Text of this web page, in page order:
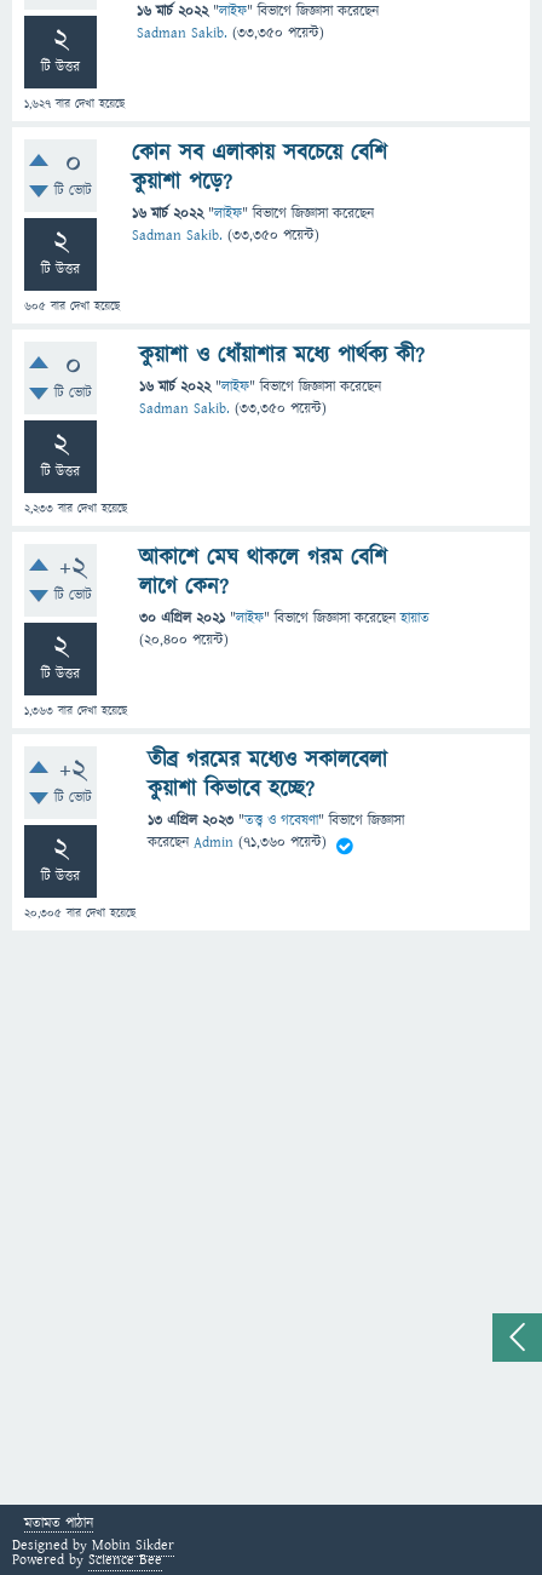
2
টি উত্তর
1,627 বার দেখা হয়েছে
16 মার্চ 2022 "লাইফ" বিভাগে জিজ্ঞাসাকরেছেন
Sadman Sakib. (33,350 পয়েন্ট)
0
টি ভোট
2
টি উত্তর
605 বার দেখা হয়েছে
কোন সব এলাকায় সবচেয়ে বেশি
কুয়াশা পড়ে?
16 মার্চ 2022 "লাইফ" বিভাগে জিজ্ঞাসাকরেছেন
Sadman Sakib. (33,350 পয়েন্ট)
0
টি ভোট
2
টি উত্তর
2,233 বার দেখা হয়েছে
কুয়াশা ও ধোঁয়াশার মধ্যে পার্থক্য কী?
16 মার্চ 2022 "লাইফ" বিভাগে জিজ্ঞাসাকরেছেন
Sadman Sakib. (33,350 পয়েন্ট)
+2
টি ভোট
2
টি উত্তর
1,363 বার দেখা হয়েছে
আকাশে মেঘ থাকলে গরম বেশি
লাগে কেন?
30 এপ্রিল 2021 "লাইফ" বিভাগে জিজ্ঞাসাকরেছেনহায়াত
(20,400 পয়েন্ট)
+2
টি ভোট
2
টি উত্তর
20,305 বার দেখা হয়েছে
তীব্র গরমের মধ্যেও সকালবেলা
কুয়াশা কিভাবে হচ্ছে?
13 এপ্রিল 2023 "তত্ত্ব ও গবেষণা" বিভাগে জিজ্ঞাসা
করেছেনAdmin (71,360 পয়েন্ট)
মতামত পাঠান
Designed by Mobin Sikder
Powered by Science Bee